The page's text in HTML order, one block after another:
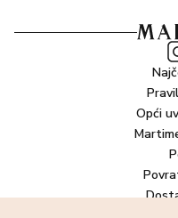
Opći